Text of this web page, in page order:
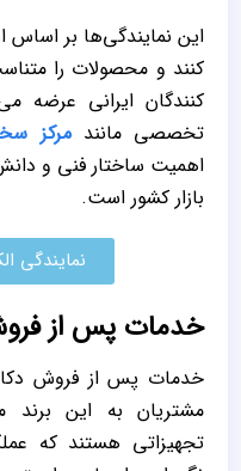
این نمایندگی‌ها بر
‌کنند و محصولات را
کنندگان ایرانی عرضه
تخصصی مانندمرکز
اهمیت ساختار فنی و
بازار کشور است.
نمایندگی
خدمات پس از
خدمات پس از فروش دکا
مشتریان به این
تجهیزاتی هستند که